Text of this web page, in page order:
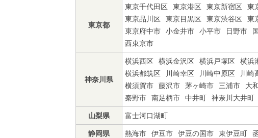
東京都
東京千代田区 東京港区 東京新宿区 東
東京品川区
東京目黒区 東京渋谷区 東
東京府中市
小金井市 小平市 日野市
西東京市
神奈川県
横浜西区 横浜金沢区 横浜戸塚区 横浜
横浜都筑区
川崎幸区 川崎中原区 川崎
横須賀市
藤沢市 茅ヶ崎市 三浦市 大
秦野市
南足柄市 中井町 神奈川大井町
山梨県 富士河口湖町
静岡県 熱海市 伊豆市 伊豆の国市 東伊豆町